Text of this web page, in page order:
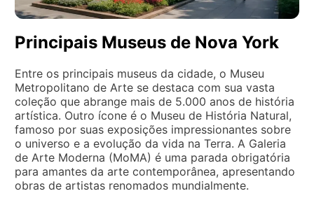
Principais Museus de Nova York
Entre os principais museus da cidade, o Museu
Metropolitano de Arte se destaca com sua vasta
coleção que abrange mais de 5.000 anos de história
artística. Outro ícone é o Museu de História Natural,
famoso por suas exposições impressionantes sobre
o universo e a evolução da vida na Terra. A Galeria
de Arte Moderna (MoMA) é uma parada obrigatória
para amantes da arte contemporânea, apresentando
obras de artistas renomados mundialmente.